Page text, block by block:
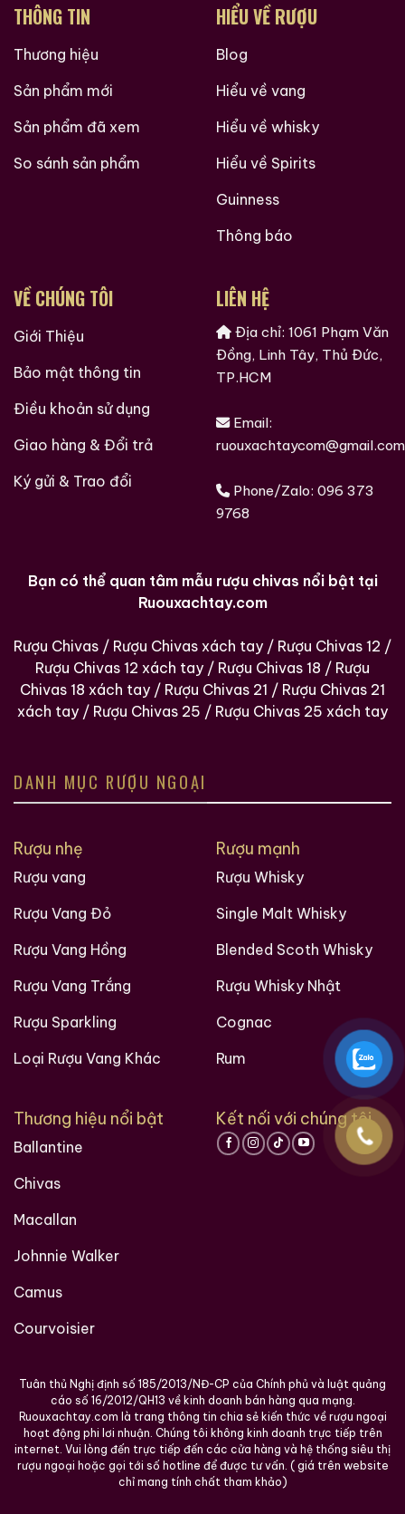
THÔNG TIN
Thương hiệu
Sản phẩm mới
Sản phẩm đã xem
So sánh sản phẩm
HIỂU VỀ RƯỢU
Blog
Hiểu về vang
Hiểu về whisky
Hiểu về Spirits
Guinness
Thông báo
VỀ CHÚNG TÔI
Giới Thiệu
Bảo mật thông tin
Điều khoản sử dụng
Giao hàng & Đổi trả
Ký gửi & Trao đổi
LIÊN HỆ
Địa chỉ: 1061 Phạm Văn
Đồng, Linh Tây, Thủ Đức,
TP.HCM
Email:
ruouxachtaycom@gmail.com
Phone/Zalo: 096 373
9768
Bạn có thể quan tâm mẫu rượu chivas nổi bật tại
Ruouxachtay.com
Rượu Chivas / Rượu Chivas xách tay / Rượu Chivas 12 /
Rượu Chivas 12 xách tay / Rượu Chivas 18 / Rượu
Chivas 18 xách tay / Rượu Chivas 21 / Rượu Chivas 21
xách tay / Rượu Chivas 25 / Rượu Chivas 25 xách tay
DANH MỤC RƯỢU NGOẠI
Rượu nhẹ
Rượu vang
Rượu Vang Đỏ
Rượu Vang Hồng
Rượu Vang Trắng
Rượu Sparkling
Loại Rượu Vang Khác
Rượu mạnh
Rượu Whisky
Single Malt Whisky
Blended Scoth Whisky
Rượu Whisky Nhật
Cognac
Rum
Thương hiệu nổi bật
Ballantine
Chivas
Macallan
Johnnie Walker
Camus
Courvoisier
Kết nối với chúng tôi
Tuân thủ Nghị định số 185/2013/NĐ-CP của Chính phủ và luật quảng
cáo số 16/2012/QH13 về kinh doanh bán hàng qua mạng.
Ruouxachtay.com là trang thông tin chia sẻ kiến thức về rượu ngoại
hoạt động phi lơi nhuận. Chúng tôi không kinh doanh trực tiếp trên
internet. Vui lòng đến trực tiếp đến các cửa hàng và hệ thống siêu thị
rượu ngoại hoặc gọi tới số hotline để được tư vấn. ( giá trên website
chỉ mang tính chất tham khảo)